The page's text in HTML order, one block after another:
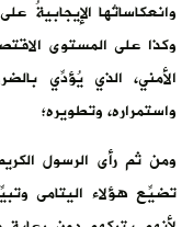
وانعكاساتُها الإيجابيةُ
وكذا على المستوى
الأمني، الذي يُؤدِّي
واستمراره، وتطويره؛
ومن ثم رأى الرسول
تضيِّع هؤلاء اليتامى